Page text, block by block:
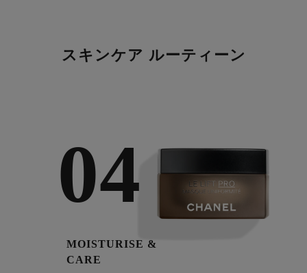
スキンケア ルーティーン
04
MOISTURISE &
CARE